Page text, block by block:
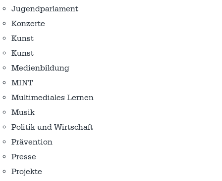
Jugendparlament
Konzerte
Kunst
Kunst
Medienbildung
MINT
Multimediales Lernen
Musik
Politik und Wirtschaft
Prävention
Presse
Projekte